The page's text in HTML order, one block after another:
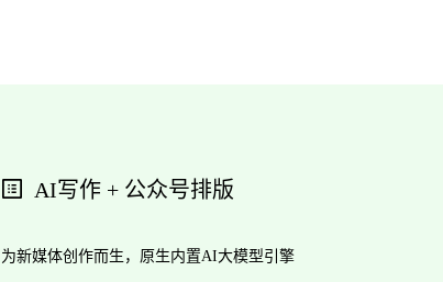
AI写作 + 公众号排版
为新媒体创作而生，原生内置AI大模型引擎